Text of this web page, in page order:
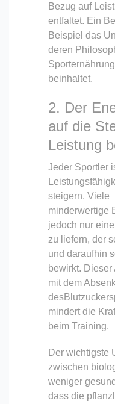
Bezug auf
entfaltet. Ein
Beispiel das
deren
beinhaltet.
2. Der
auf die
Leistung
Jeder Sportler
steigern. Viele
minderwertige
jedoch nur
zu liefern, der
und daraufhin
bewirkt.
mit dem
mindert die
beim Training.
Der wichtigste
zwischen
weniger
dass die